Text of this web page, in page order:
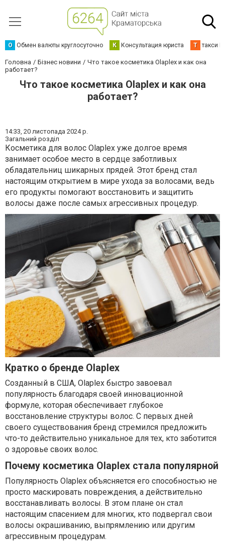
О Обмен валюты круглосуточно К Консультация юриста Т такси
Головна Бізнес новини
Что такое косметика Olaplex и как она
работает?
Что такое косметика Olaplex и как она
работает?
14:33, 20 листопада 2024 р.
Загальний розділ
Косметика для волос Olaplex уже долгое время
занимает особое место в сердце заботливых
обладательниц шикарных прядей. Этот бренд стал
настоящим открытием в мире ухода за волосами, ведь
его продукты помогают восстановить и защитить
волосы даже после самых агрессивных процедур.
Кратко о бренде Olaplex
Созданный в США, Olaplex быстро завоевал
популярность благодаря своей инновационной
формуле, которая обеспечивает глубокое
восстановление структуры волос. С первых дней
своего существования бренд стремился предложить
что-то действительно уникальное для тех, кто заботится
о здоровье своих волос.
Почему косметика Olaplex стала популярной
Популярность Olaplex объясняется его способностью не
просто маскировать повреждения, а действительно
восстанавливать волосы. В этом плане он стал
настоящим спасением для многих, кто подвергал свои
волосы окрашиванию, выпрямлению или другим
агрессивным процедурам.